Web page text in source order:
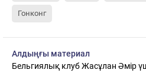
Гонконг
Алдыңғы материал
Бельгиялық клуб Жасұлан Әмір